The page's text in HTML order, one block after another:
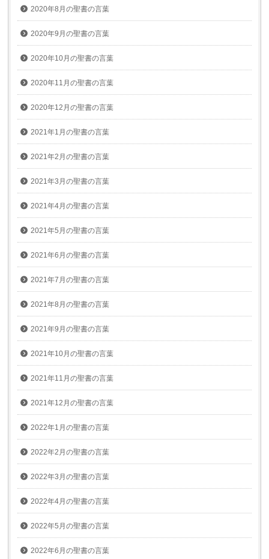
2020年8月の聖書の言葉
2020年9月の聖書の言葉
2020年10月の聖書の言葉
2020年11月の聖書の言葉
2020年12月の聖書の言葉
2021年1月の聖書の言葉
2021年2月の聖書の言葉
2021年3月の聖書の言葉
2021年4月の聖書の言葉
2021年5月の聖書の言葉
2021年6月の聖書の言葉
2021年7月の聖書の言葉
2021年8月の聖書の言葉
2021年9月の聖書の言葉
2021年10月の聖書の言葉
2021年11月の聖書の言葉
2021年12月の聖書の言葉
2022年1月の聖書の言葉
2022年2月の聖書の言葉
2022年3月の聖書の言葉
2022年4月の聖書の言葉
2022年5月の聖書の言葉
2022年6月の聖書の言葉